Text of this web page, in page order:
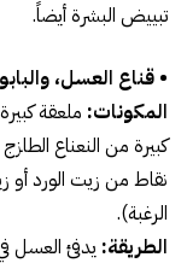
تبييض البشرة أيضاً.
• قناع العسل،
المكونات: ملعقة
نقاط من زيت الورد أو
الرغبة).
الطريقة: يدفئ العسل